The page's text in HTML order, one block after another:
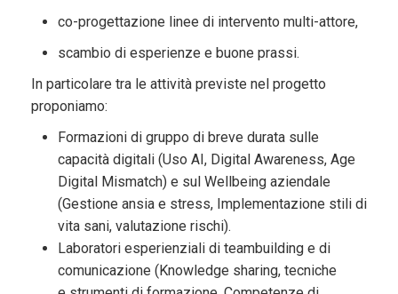
co-progettazione linee di intervento multi-attore,
scambio di esperienze e buone prassi.
In particolare tra le attività previste nel progetto
proponiamo:
Formazioni di gruppo di breve durata sulle
capacità digitali (Uso AI, Digital Awareness, Age
Digital Mismatch) e sul Wellbeing aziendale
(Gestione ansia e stress, Implementazione stili di
vita sani, valutazione rischi).
Laboratori esperienziali di teambuilding e di
comunicazione (Knowledge sharing, tecniche